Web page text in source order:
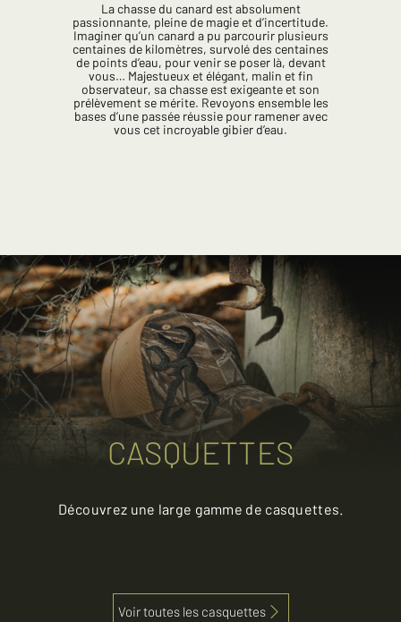
La chasse du canard est absolument
passionnante, pleine de magie et d’incertitude.
Imaginer qu’un canard a pu parcourir plusieurs
centaines de kilomètres, survolé des centaines
de points d’eau, pour venir se poser là, devant
vous… Majestueux et élégant, malin et fin
observateur, sa chasse est exigeante et son
prélèvement se mérite. Revoyons ensemble les
bases d’une passée réussie pour ramener avec
vous cet incroyable gibier d’eau.
CASQUETTES
Découvrez une large gamme de casquettes.
Voir toutes les casquettes